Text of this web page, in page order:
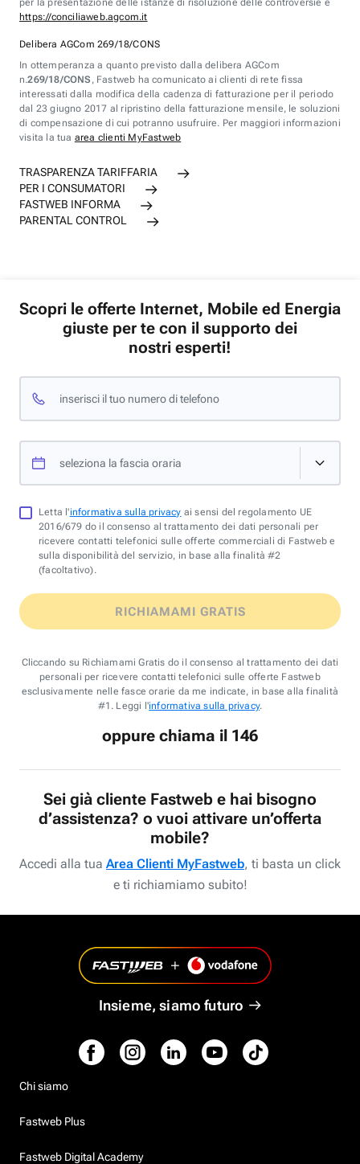
per la presentazione delle istanze di risoluzione delle controversie è
https://conciliaweb.agcom.it
Delibera AGCom 269/18/CONS
In ottemperanza a quanto previsto dalla delibera AGCom
n.269/18/CONS , Fastweb ha comunicato ai clienti di rete fissa
interessati dalla modifica della cadenza di fatturazione per il periodo
dal 23 giugno 2017 al ripristino della fatturazione mensile, le soluzioni
di compensazione di cui potranno usufruire. Per maggiori informazioni
visita la tua area clienti MyFastweb
TRASPARENZA TARIFFARIA
PER I CONSUMATORI
FASTWEB INFORMA
PARENTAL CONTROL
Scopri le offerte Internet, Mobile ed Energia
giuste per te con il supporto dei
nostri esperti!
inserisci il tuo numero di telefono
seleziona la fascia oraria
Letta l'informativa sulla privacy ai sensi del regolamento UE
2016/679 do il consenso al trattamento dei dati personali per
ricevere contatti telefonici sulle offerte commerciali di Fastweb e
sulla disponibilità del servizio, in base alla finalità #2
(facoltativo).
RICHIAMAMI GRATIS
Cliccando su Richiamami Gratis do il consenso al trattamento dei dati
personali per ricevere contatti telefonici sulle offerte Fastweb
esclusivamente nelle fasce orarie da me indicate, in base alla finalità
#1. Leggi l'informativa sulla privacy.
oppure chiama il 146
Sei già cliente Fastweb e hai bisogno
d’assistenza? o vuoi attivare un’offerta
mobile?
Accedi alla tua Area Clienti MyFastweb, ti basta un click
e ti richiamiamo subito!
Insieme, siamo futuro
Chi siamo
Fastweb Plus
Fastweb Digital Academy